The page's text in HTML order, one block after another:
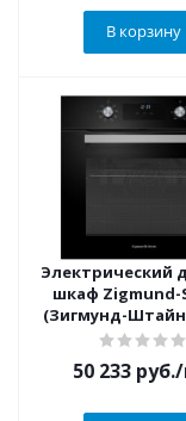
В корзину
Электрический
шкаф Zigmund-
(Зигмунд-Штайн)
50 233 руб.